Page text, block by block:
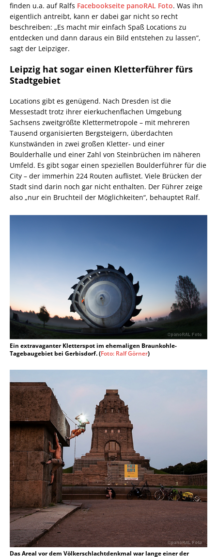
finden u.a. auf Ralfs Facebookseite panoRAL Foto. Was ihn
eigentlich antreibt, kann er dabei gar nicht so recht
beschreiben: „Es macht mir einfach Spaß Locations zu
entdecken und dann daraus ein Bild entstehen zu lassen“,
sagt der Leipziger.
Leipzig hat sogar einen Kletterführer fürs
Stadtgebiet
Locations gibt es genügend. Nach Dresden ist die
Messestadt trotz ihrer eierkuchenflachen Umgebung
Sachsens zweitgrößte Klettermetropole – mit mehreren
Tausend organisierten Bergsteigern, überdachten
Kunstwänden in zwei großen Kletter- und einer
Boulderhalle und einer Zahl von Steinbrüchen im näheren
Umfeld. Es gibt sogar einen speziellen Boulderführer für die
City – der immerhin 224 Routen auflistet. Viele Brücken der
Stadt sind darin noch gar nicht enthalten. Der Führer zeige
also „nur ein Bruchteil der Möglichkeiten“, behauptet Ralf.
Ein extravaganter Kletterspot im ehemaligen Braunkohle-
Tagebaugebiet bei Gerbisdorf. (Foto: Ralf Görner)
Das Areal vor dem Völkerschlachtdenkmal war lange einer der